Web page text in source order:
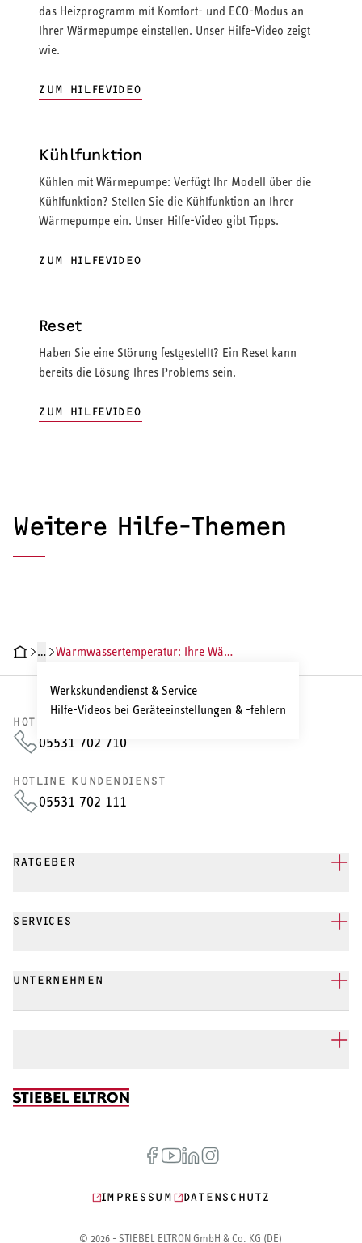
das Heizprogramm mit Komfort- und ECO-Modus an
Ihrer Wärmepumpe einstellen. Unser Hilfe-Video zeigt
wie.
ZUM HILFEVIDEO
Kühlfunktion
Kühlen mit Wärmepumpe: Verfügt Ihr Modell über die
Kühlfunktion? Stellen Sie die Kühlfunktion an Ihrer
Wärmepumpe ein. Unser Hilfe-Video gibt Tipps.
ZUM HILFEVIDEO
Reset
Haben Sie eine Störung festgestellt? Ein Reset kann
bereits die Lösung Ihres Problems sein.
ZUM HILFEVIDEO
Weitere Hilfe-Themen
…
Werkskundendienst & Service
Hilfe-Videos bei Geräteeinstellungen & -fehlern
Warmwassertemperatur: Ihre Wärmepumpe einstellen
HOTLINE VERTRIEB
05531 702 710
HOTLINE KUNDENDIENST
05531 702 111
RATGEBER
SERVICES
UNTERNEHMEN
IMPRESSUM DATENSCHUTZ
© 2026 - STIEBEL ELTRON GmbH & Co. KG (DE)